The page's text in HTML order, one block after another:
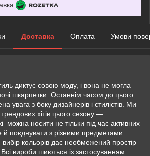
Доставка Оплата Умови
диктує совою моду, і вона не могла
шкарпетки. Останнім часом до цього
увага з боку дизайнерів і стилістів. Ми
хітів цього сезону —
можна носити не тільки під час активних
й поєднувати з різними предметами
кольорів дає необмежений простір
вироби шиються із застосуванням